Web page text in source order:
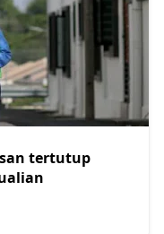
tertutup